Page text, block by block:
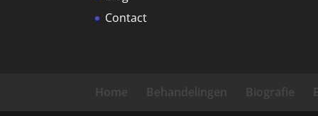
Contact
Home Behandelingen Biografie